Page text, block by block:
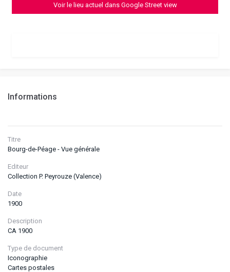
Informations
Titre
Bourg-de-Péage - Vue générale
Editeur
Collection P. Peyrouze (Valence)
Date
1900
Description
CA 1900
Type de document
Iconographie
Cartes postales
Voir le lieu actuel dans Google Street view